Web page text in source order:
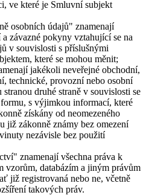
ve které je Smluvní subjekt
osobních údajů" znamenají
závazné pokyny vztahující se na
v souvislosti s příslušnými
které se mohou měnit;
jakékoli neveřejné obchodní,
technické, provozní nebo osobní
druhé straně v souvislosti se
s výjimkou informací, které
získány od neomezeného
již zákonně známy bez omezení
nezávisle bez použití
znamenají všechna práva k
vzorům, databázím a jiným právům
již registrovaná nebo ne, včetně
takových práv.